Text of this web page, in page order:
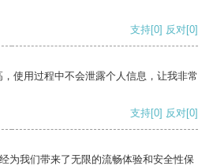
支持[0] 反对[0]
使用过程中不会泄露个人信息，让我非常
支持[0] 反对[0]
为我们带来了无限的流畅体验和安全性保